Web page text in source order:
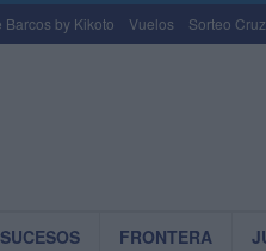
Barcos by Kikoto Vuelos Sorteo
SUCESOS FRONTERA